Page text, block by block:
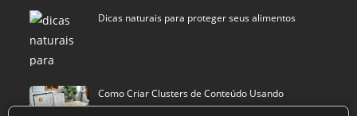
Dicas naturais para proteger seus alimentos
Como Criar Clusters de Conteúdo Usando